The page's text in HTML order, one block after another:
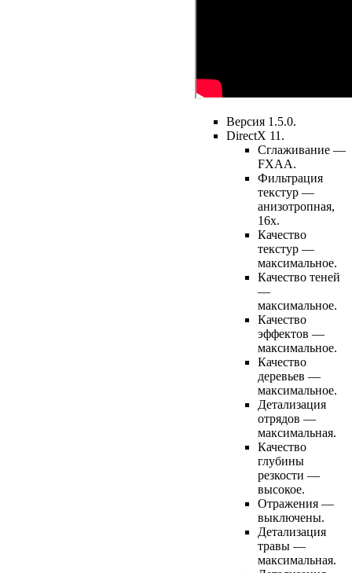
Версия 1.5.0.
DirectX 11.
Сглаживание —
FXAA.
Фильтрация
текстур —
анизотропная,
16х.
Качество
текстур —
максимальное.
Качество теней
—
максимальное.
Качество
эффектов —
максимальное.
Качество
деревьев —
максимальное.
Детализация
отрядов —
максимальная.
Качество
глубины
резкости —
высокое.
Отражения —
выключены.
Детализация
травы —
максимальная.